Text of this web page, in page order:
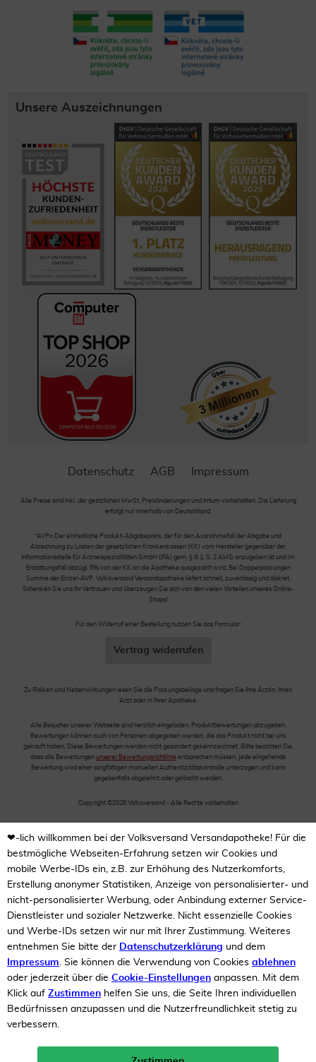
Unsere Auszeichnungen
Datenschutz AGB Impressum
Alle Preise sind inkl. der gestzlichen MwSt. Preisänderungen und Irrtum vorbehalten. Die Lieferung
erfolgt nur innerhalb von Deutschland.
*AVP= Der einheitliche Produkt-Abgabepreis, der für den Ausnahmefall der Abgabe und
Abrechnung zu Lasten der gesetzlichen Krankenkassen (KK) vom Hersteller gegenüber der
Informationsstelle für Arzneispezialitäten GmbH (IFA) gem. § III 1, S. 2 AMG anzugeben ist und im
Erstattungsfall abzügl. 5% von der KK an die Apotheke ausgezahlt wird. Bei Doppelpackungen
Summe der Einzel-AVP. Volksversand Versandapotheke liefert schnell, zuverlässig und diskret.
Schenken Sie uns Ihr Vertrauen und überzeugen Sie sich von den vielen Vorteilen unseres Online-
Shops!
Für den Widerruf einer Bestellung nutzen Sie das Formular:
Vertrag widerrufen
Zu Risiken und Nebenwirkungen lesen Sie die Packungsbeilage und fragen Sie Ihre Ärztin, Ihren
Arzt oder in Ihrer Apotheke.
Alle Besucher unserer Webseite sind herzlich eingeladen, Produktbewertungen abzugeben.
Bewertungen können auch von Personen abgegeben werden, die das Produkt nicht bei uns
gekauft haben. Diese Bewertungen werden nicht gesondert gekennzeichnet. Bitte beachten Sie,
dass alle Bewertungen unserer Bewertungsrichtlinie entsprechen müssen. Jede eingehende
Bewertung wird einer sorgfältigen manuellen Authentizitätskontrolle unterzogen und kann
gegebenfalls abgelehnt oder gelöscht werden.
Copyright ©2026 Volksversand - Alle Rechte vorbehalten
❤-lich willkommen bei der Volksversand Versandapotheke! Für die
bestmögliche Webseiten-Erfahrung setzen wir Cookies und
mobile Werbe-IDs ein, z.B. zur Erhöhung des Nutzerkomforts,
Erstellung anonymer Statistiken, Anzeige von personalisierter- und
nicht-personalisierter Werbung, oder Anbindung externer Service-
Dienstleister und sozialer Netzwerke. Nicht essenzielle Cookies
und Werbe-IDs setzen wir nur mit Ihrer Zustimmung. Weiteres
entnehmen Sie bitte der Datenschutzerklärung und dem
Impressum. Sie können die Verwendung von Cookies ablehnen
oder jederzeit über die Cookie-Einstellungen anpassen. Mit dem
Klick auf Zustimmen helfen Sie uns, die Seite Ihren individuellen
Bedürfnissen anzupassen und die Nutzerfreundlichkeit stetig zu
verbessern.